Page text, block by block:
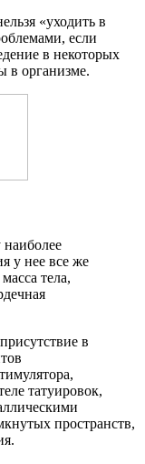
«уходить в
если
в некоторых
в организме.
наиболее
у нее все же
тела,
в
татуировок,
пространств,